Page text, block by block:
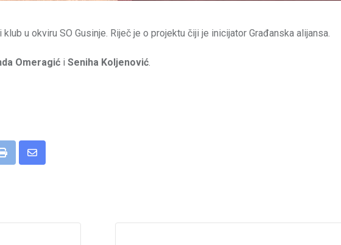
u okviru SO Gusinje. Riječ je o projektu čiji je inicijator Građanska alijansa.
Omeragić i Seniha Koljenović.
Print
Share